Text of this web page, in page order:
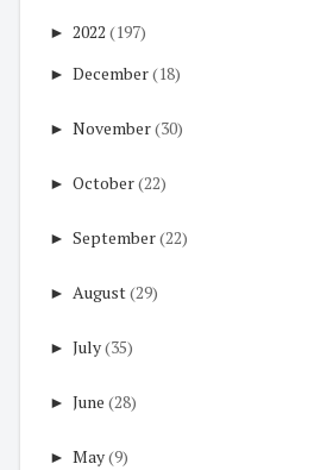
► 2022 (197)
► December(18)
► November(30)
► October(22)
► September(22)
► August(29)
► July(35)
► June (28)
► May(9)